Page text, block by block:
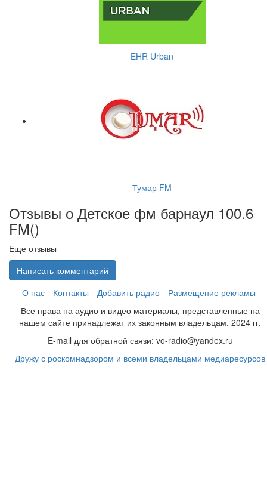
EHR Urban
Тумар FM
Отзывы о Детское фм барнаул 100.6
FM()
Еще отзывы
Написать комментарий
О нас
Контакты Добавить радио
Размещение рекламы
Все права на аудио и видео материалы, представленные на
нашем сайте принадлежат их законным владельцам. 2024 гг.
E-mail для обратной связи: vo-radio@yandex.ru
Дружу с роскомнадзором и всеми владельцами медиаресурсов